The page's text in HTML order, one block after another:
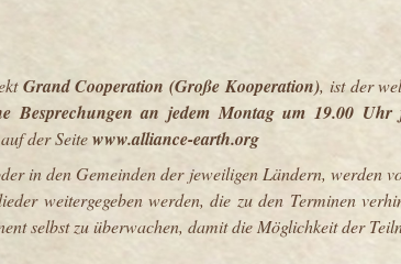
Grand Cooperation (Große Kooperation), ist der
Besprechungen an jedem Montag um 19.00
der Seitewww.alliance-earth.org
in den Gemeinden der jeweiligen Ländern, werden
weitergegeben werden, die zu den Terminen
selbst zu überwachen, damit die Möglichkeit der